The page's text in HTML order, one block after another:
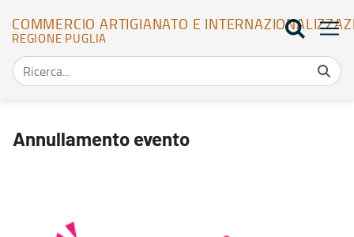
COMMERCIO ARTIGIANATO E
REGIONE PUGLIA
Annullamento evento